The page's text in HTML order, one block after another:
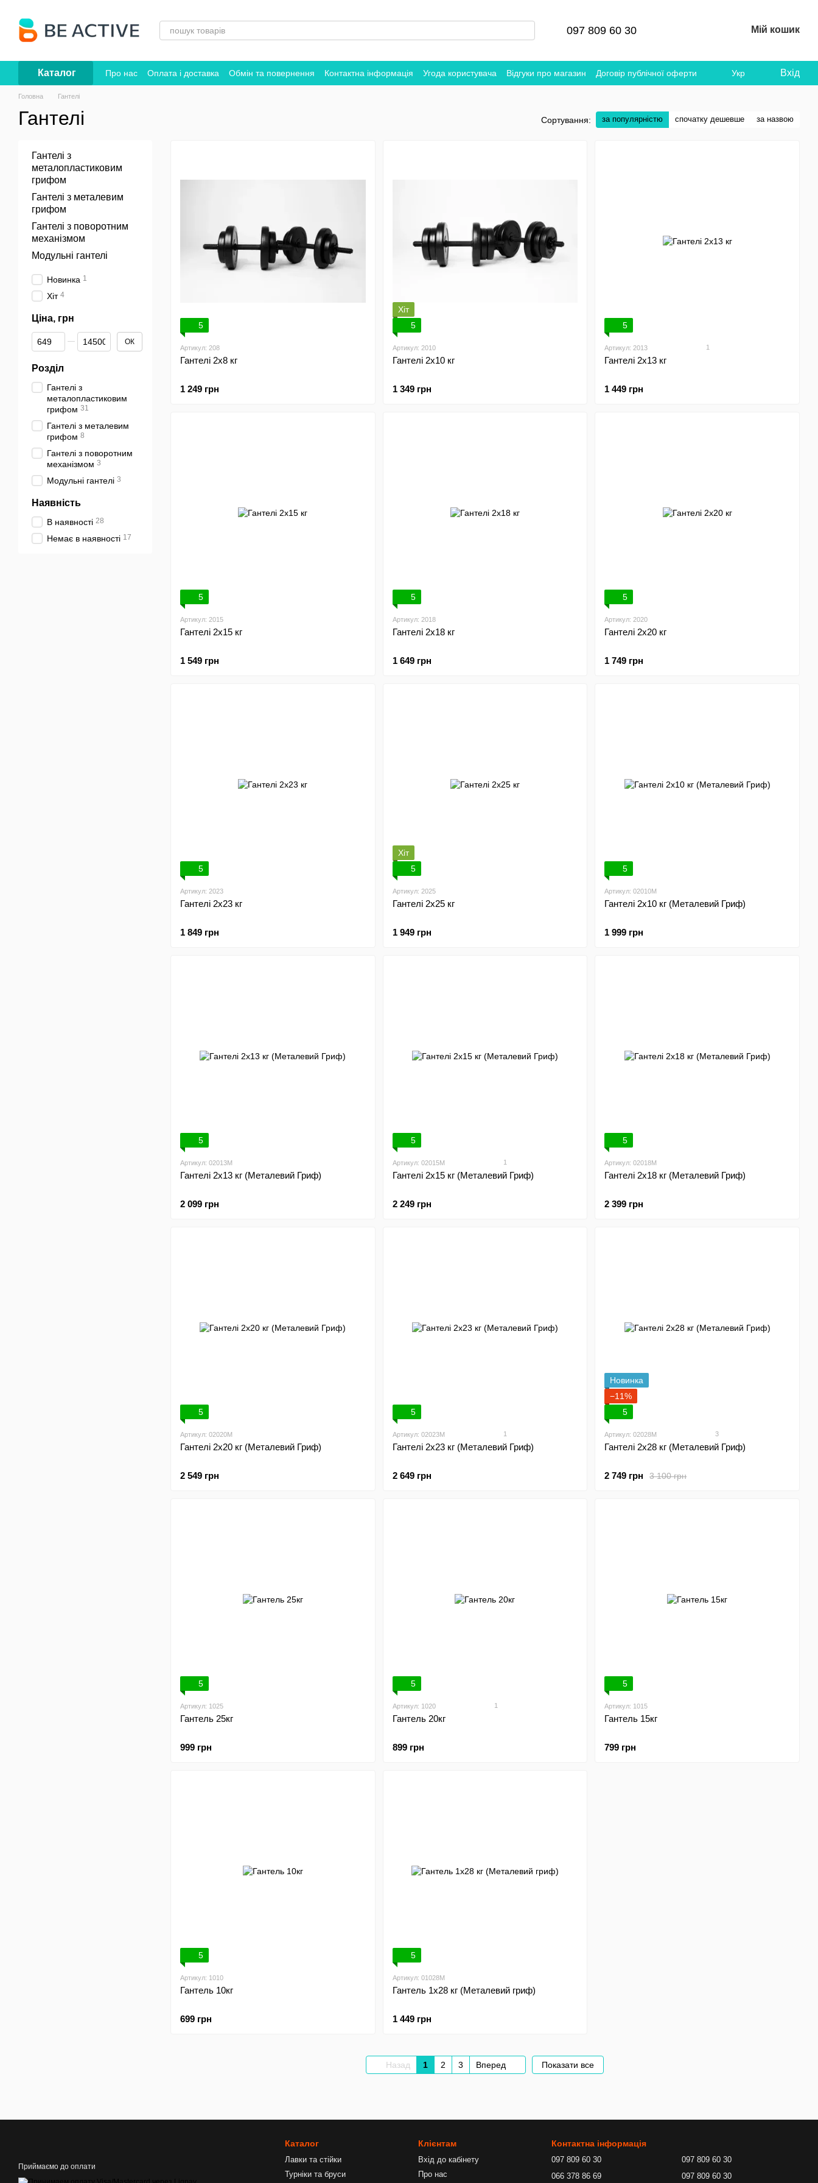
097 809 60 30 Мій кошик
Каталог Про нас Оплата і доставка Обмін та повернення Контактна інформація Угода користувача Відгуки про магазин Договір публічної оферти Укр Вхід
Головна Гантелі
Гантелі Сортування: за популярністю спочатку дешевше за назвою
5
Артикул: 208
Гантелі 2х8 кг
1 249 грн
Хіт
5
Артикул: 2010
Гантелі 2х10 кг
1 349 грн
5
Артикул: 2013 1
Гантелі 2х13 кг
1 449 грн
5
Артикул: 2015
Гантелі 2х15 кг
1 549 грн
5
Артикул: 2018
Гантелі 2х18 кг
1 649 грн
5
Артикул: 2020
Гантелі 2х20 кг
1 749 грн
5
Артикул: 2023
Гантелі 2х23 кг
1 849 грн
Хіт
5
Артикул: 2025
Гантелі 2х25 кг
1 949 грн
5
Артикул: 02010M
Гантелі 2х10 кг (Металевий Гриф)
1 999 грн
5
Артикул: 02013M
Гантелі 2х13 кг (Металевий Гриф)
2 099 грн
5
Артикул: 02015M 1
Гантелі 2х15 кг (Металевий Гриф)
2 249 грн
5
Артикул: 02018M
Гантелі 2х18 кг (Металевий Гриф)
2 399 грн
5
Артикул: 02020M
Гантелі 2х20 кг (Металевий Гриф)
2 549 грн
5
Артикул: 02023M 1
Гантелі 2х23 кг (Металевий Гриф)
2 649 грн
Новинка
−11%
5
Артикул: 02028M 3
Гантелі 2х28 кг (Металевий Гриф)
3 100 грн
2 749 грн
5
Артикул: 1025
Гантель 25кг
999 грн
5
Артикул: 1020 1
Гантель 20кг
899 грн
5
Артикул: 1015
Гантель 15кг
799 грн
5
Артикул: 1010
Гантель 10кг
699 грн
5
Артикул: 01028M
Гантель 1х28 кг (Металевий гриф)
1 449 грн
Назад 1 2 3 Вперед Показати все
Гантелі з
металопластиковим
грифом
Гантелі з металевим
грифом
Гантелі з поворотним
механізмом
Модульні гантелі
Новинка 1
Хіт 4
Ціна, грн
Від Ціна, грн
До Ціна, грн ОК
Розділ
Гантелі з
металопластиковим
грифом 31
Гантелі з металевим
грифом 8
Гантелі з поворотним
механізмом 3
Модульні гантелі 3
Наявність
В наявності 28
Немає в наявності 17
Приймаємо до оплати
Каталог
Лавки та стійки
Турніки та бруси
Клієнтам
Вхід до кабінету
Про нас
Контактна інформація
097 809 60 30
066 378 86 69
097 809 60 30
097 809 60 30